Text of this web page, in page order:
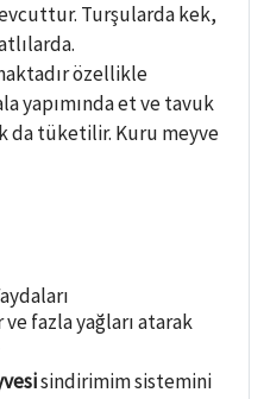
Turşularda kek,
özellikle
yapımında et ve tavuk
da tüketilir. Kuru meyve
ve fazla yağları atarak
sindirimim sistemini